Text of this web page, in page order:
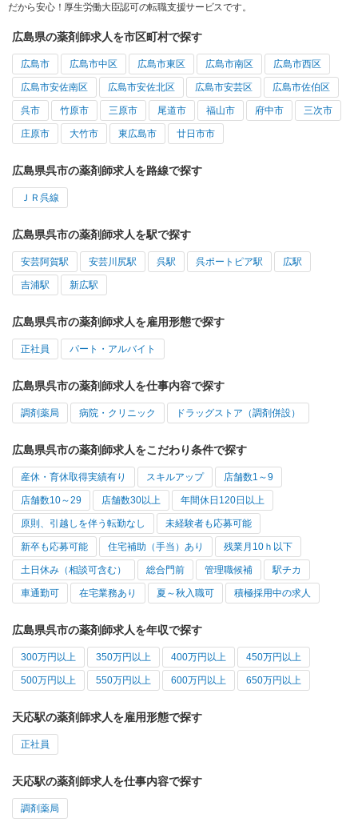
だから安心！厚生労働大臣認可の転職支援サービスです。
広島県の薬剤師求人を市区町村で探す
広島市 広島市中区 広島市東区 広島市南区 広島市西区
広島市安佐南区 広島市安佐北区 広島市安芸区 広島市佐伯区
呉市 竹原市 三原市 尾道市 福山市 府中市 三次市
庄原市 大竹市 東広島市 廿日市市
広島県呉市の薬剤師求人を路線で探す
ＪＲ呉線
広島県呉市の薬剤師求人を駅で探す
安芸阿賀駅 安芸川尻駅 呉駅 呉ポートピア駅 広駅
吉浦駅 新広駅
広島県呉市の薬剤師求人を雇用形態で探す
正社員 パート・アルバイト
広島県呉市の薬剤師求人を仕事内容で探す
調剤薬局 病院・クリニック ドラッグストア（調剤併設）
広島県呉市の薬剤師求人をこだわり条件で探す
産休・育休取得実績有り スキルアップ 店舗数1～9
店舗数10～29 店舗数30以上 年間休日120日以上
原則、引越しを伴う転勤なし 未経験者も応募可能
新卒も応募可能 住宅補助（手当）あり 残業月10ｈ以下
土日休み（相談可含む） 総合門前 管理職候補 駅チカ
車通勤可 在宅業務あり 夏～秋入職可 積極採用中の求人
広島県呉市の薬剤師求人を年収で探す
300万円以上 350万円以上 400万円以上 450万円以上
500万円以上 550万円以上 600万円以上 650万円以上
天応駅の薬剤師求人を雇用形態で探す
正社員
天応駅の薬剤師求人を仕事内容で探す
調剤薬局